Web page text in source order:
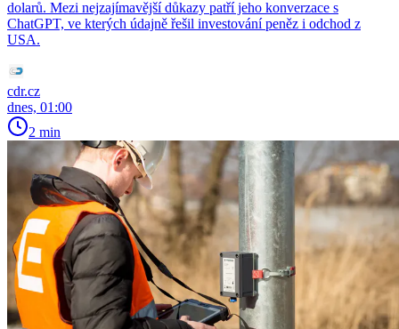
dolarů. Mezi nejzajímavější důkazy patří jeho konverzace s
ChatGPT, ve kterých údajně řešil investování peněz i odchod z
USA.
cdr.cz
dnes, 01:00
2 min